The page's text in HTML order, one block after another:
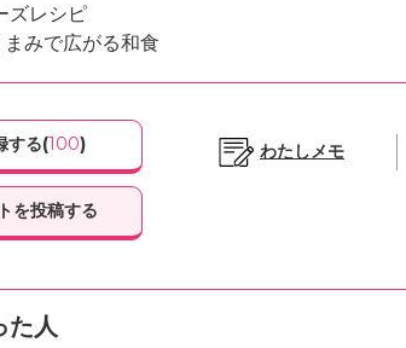
ズレシピ
まみで広がる和食
する(100)
を投稿する
わたしメモ
た人